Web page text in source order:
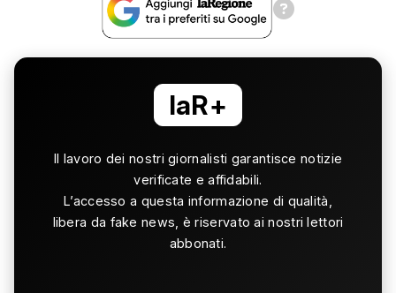
laR+
Il lavoro dei nostri giornalisti garantisce notizie
verificate e affidabili.
L’accesso a questa informazione di qualità,
libera da fake news, è riservato ai nostri lettori
abbonati.